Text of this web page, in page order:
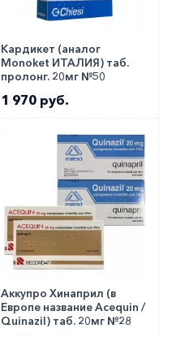
Кардикет (аналог
Monoket ИТАЛИЯ) таб.
пролонг. 20мг №50
1 970 руб.
Аккупро Хинаприл (в
Европе название Acequin /
Quinazil) таб. 20мг №28